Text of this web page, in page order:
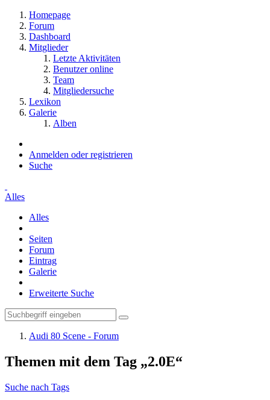
Homepage
Forum
Dashboard
Mitglieder
Letzte Aktivitäten
Benutzer online
Team
Mitgliedersuche
Lexikon
Galerie
Alben
Anmelden oder registrieren
Suche
Alles
Alles
Seiten
Forum
Eintrag
Galerie
Erweiterte Suche
Audi 80 Scene - Forum
Themen mit dem Tag „2.0E“
Suche nach Tags